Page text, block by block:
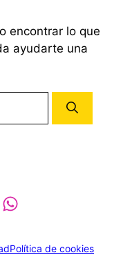
encontrar lo que
ayudarte una
Política de cookies